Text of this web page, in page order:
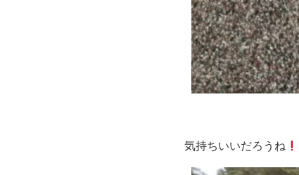
気持ちいいだろうね